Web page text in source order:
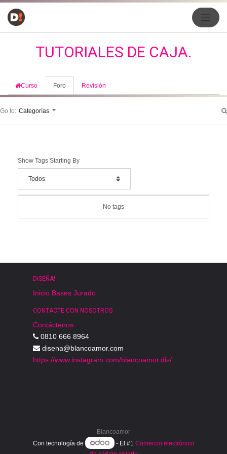
TUTORIALES DE CAJA.
Curso Foro Revisión
Go to: Categorías
Show Tags Starting By
No tags
DISEÑA!
Inicio Bases Jurado
CONTACTE CON NOSOTROS
Contáctenos
0810 666 8964
disena@blancoamor.com
https://www.instagram.com/blancoamor.dis/
Blancoamor
Con tecnología de
- El #1 Comercio electrónico